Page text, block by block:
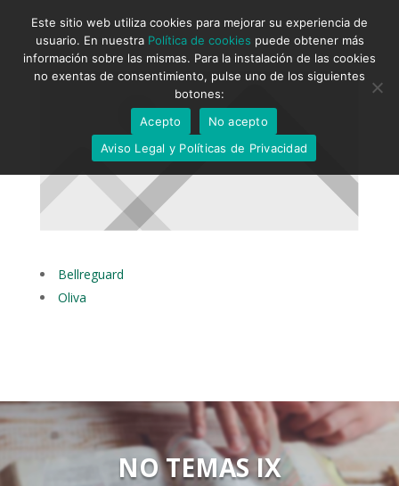
Bellreguard
Oliva
NO TEMAS IX
Este sitio web utiliza cookies para mejorar su experiencia de
usuario. En nuestra Política de cookies puede obtener más
información sobre las mismas. Para la instalación de las cookies
no exentas de consentimiento, pulse uno de los siguientes
botones:
Acepto
No acepto
Aviso Legal y Políticas de Privacidad